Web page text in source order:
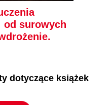
od surowych
dotyczące książek